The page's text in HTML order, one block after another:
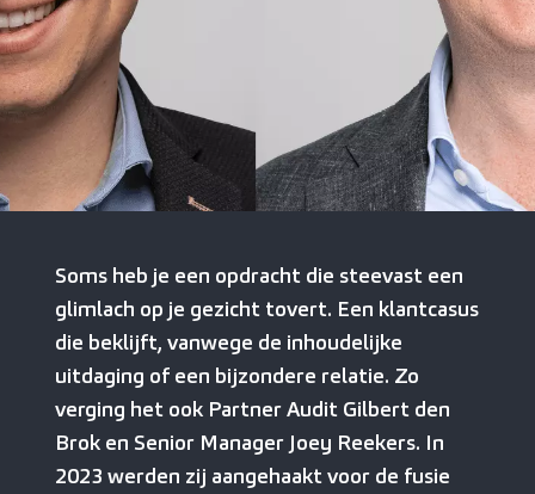
Soms heb je een opdracht die steevast een
glimlach op je gezicht tovert. Een klantcasus
die beklijft, vanwege de inhoudelijke
uitdaging of een bijzondere relatie. Zo
verging het ook Partner Audit Gilbert den
Brok en Senior Manager Joey Reekers. In
2023 werden zij aangehaakt voor de fusie